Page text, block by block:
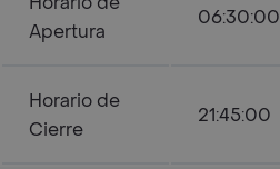
Apertura
06:30:00
Horario de
Cierre
21:45:00